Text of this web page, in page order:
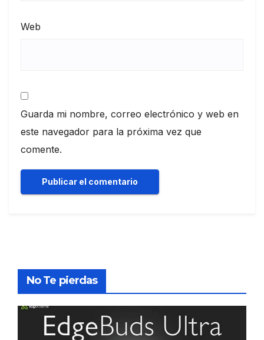
Web
Guarda mi nombre, correo electrónico y web en
este navegador para la próxima vez que
comente.
No Te pierdas